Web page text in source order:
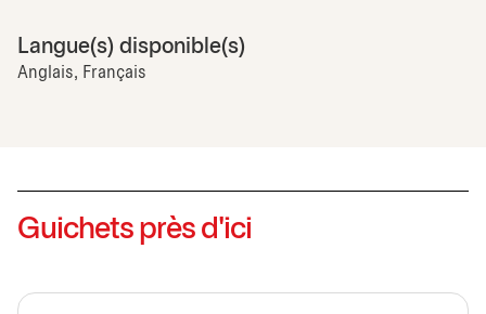
Langue(s) disponible(s)
Anglais, Français
Guichets près d'ici